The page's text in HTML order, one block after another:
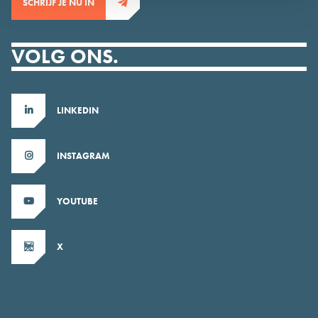
SCHRIJF JE NU IN
VOLG ONS.
LINKEDIN
INSTAGRAM
YOUTUBE
X